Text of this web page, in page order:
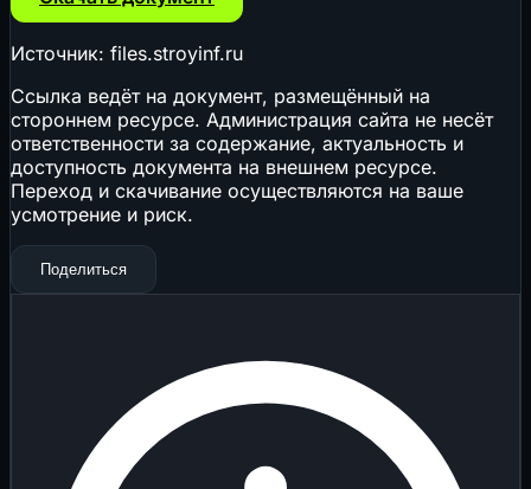
Источник: files.stroyinf.ru
Ссылка ведёт на документ, размещённый на
стороннем ресурсе. Администрация сайта не несёт
ответственности за содержание, актуальность и
доступность документа на внешнем ресурсе.
Переход и скачивание осуществляются на ваше
усмотрение и риск.
Поделиться